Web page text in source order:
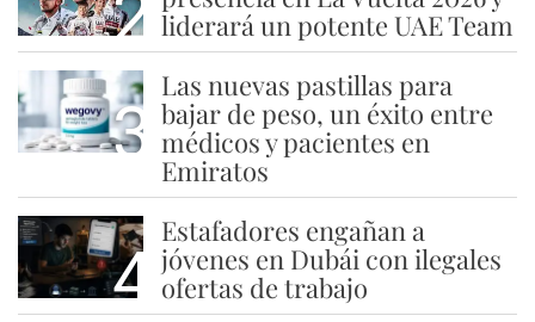
liderará un potente UAE Team
3
Las nuevas pastillas para
bajar de peso, un éxito entre
médicos y pacientes en
Emiratos
4
Estafadores engañan a
jóvenes en Dubái con ilegales
ofertas de trabajo